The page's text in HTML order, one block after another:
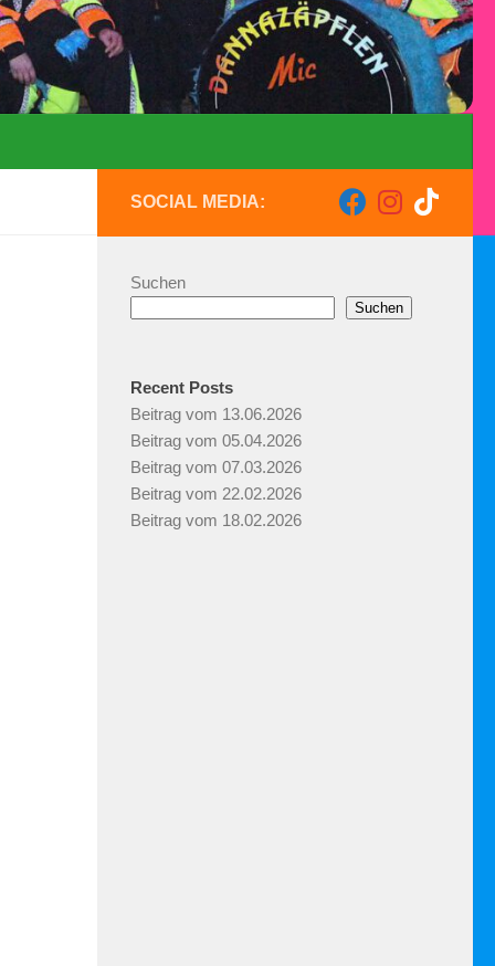
SOCIAL MEDIA:
Suchen
Suchen
Recent Posts
Beitrag vom 13.06.2026
Beitrag vom 05.04.2026
Beitrag vom 07.03.2026
Beitrag vom 22.02.2026
Beitrag vom 18.02.2026